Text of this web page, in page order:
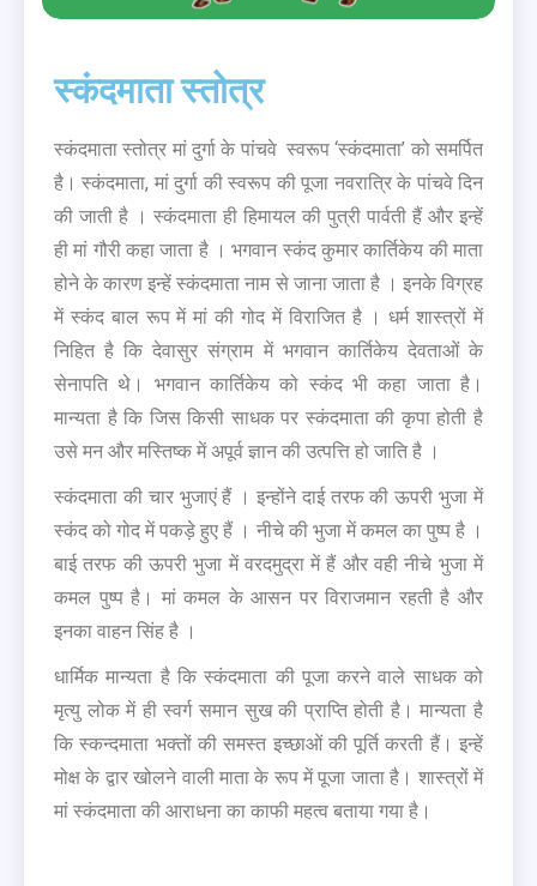
स्कंदमाता स्तोत्र
स्कंदमाता स्तोत्र मां दुर्गा के पांचवे स्वरूप ‘स्कंदमाता’ को समर्पित
है। स्कंदमाता, मां दुर्गा की स्वरूप की पूजा नवरात्रि के पांचवे दिन
की जाती है । स्कंदमाता ही हिमायल की पुत्री पार्वती हैं और इन्हें
ही मां गौरी कहा जाता है । भगवान स्कंद कुमार कार्तिकेय की माता
होने के कारण इन्हें स्कंदमाता नाम से जाना जाता है । इनके विग्रह
में स्कंद बाल रूप में मां की गोद में विराजित है । धर्म शास्त्रों में
निहित है कि देवासुर संग्राम में भगवान कार्तिकेय देवताओं के
सेनापति थे। भगवान कार्तिकेय को स्कंद भी कहा जाता है।
मान्यता है कि जिस किसी साधक पर स्कंदमाता की कृपा होती है
उसे मन और मस्तिष्क में अपूर्व ज्ञान की उत्पत्ति हो जाति है ।
स्कंदमाता की चार भुजाएं हैं । इन्होंने दाई तरफ की ऊपरी भुजा में
स्कंद को गोद में पकड़े हुए हैं । नीचे की भुजा में कमल का पुष्प है ।
बाई तरफ की ऊपरी भुजा में वरदमुद्रा में हैं और वही नीचे भुजा में
कमल पुष्प है। मां कमल के आसन पर विराजमान रहती है और
इनका वाहन सिंह है ।
धार्मिक मान्यता है कि स्कंदमाता की पूजा करने वाले साधक को
मृत्यु लोक में ही स्वर्ग समान सुख की प्राप्ति होती है। मान्यता है
कि स्कन्दमाता भक्तों की समस्त इच्छाओं की पूर्ति करती हैं। इन्हें
मोक्ष के द्वार खोलने वाली माता के रूप में पूजा जाता है। शास्त्रों में
मां स्कंदमाता की आराधना का काफी महत्व बताया गया है।